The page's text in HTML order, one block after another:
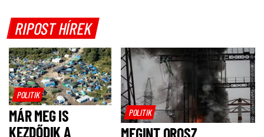
RIPOST HÍREK
POLITIK
MÁR MEG IS
KEZDŐDIK A
POLITIK